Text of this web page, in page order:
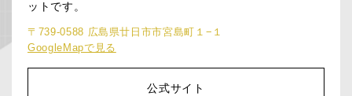
ットです。
〒739-0588 広島県廿日市市宮島町１−１
GoogleMapで見る
公式サイト